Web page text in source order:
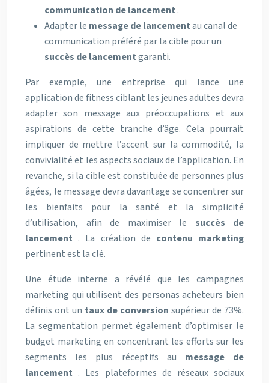
communication de lancement .
Adapter le message de lancementau canal de
communication préféré par la cible pour un
succès de lancementgaranti.
Par exemple, une entreprise qui lance une
application de fitness ciblant les jeunes adultes devra
adapter son message aux préoccupations et aux
aspirations de cette tranche d’âge. Cela pourrait
impliquer de mettre l’accent sur la commodité, la
convivialité et les aspects sociaux de l’application. En
revanche, si la cible est constituée de personnes plus
âgées, le message devra davantage se concentrer sur
les bienfaits pour la santé et la simplicité
d’utilisation, afin de maximiser le succès de
lancement . La création de contenu marketing
pertinent est la clé.
Une étude interne a révélé que les campagnes
marketing qui utilisent des personas acheteurs bien
définis ont un taux de conversion supérieur de 73%.
La segmentation permet également d’optimiser le
budget marketing en concentrant les efforts sur les
segments les plus réceptifs au message de
lancement . Les plateformes de réseaux sociaux